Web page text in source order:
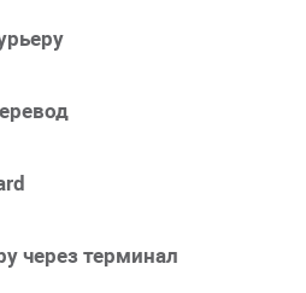
через терминал